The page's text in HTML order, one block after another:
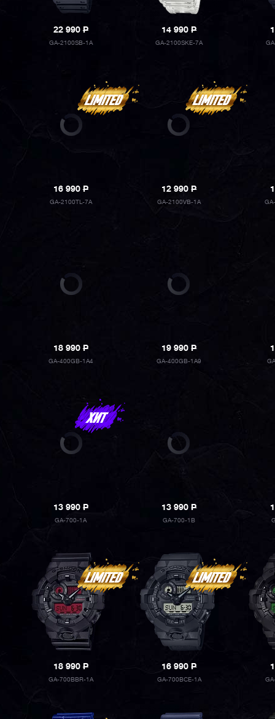
22 990P
GA-2100SB-1A
14 990P
GA-2100SKE-7A
16 990P
GA-2100TL-7A
12 990P
GA-2100VB-1A
18 990P
GA-400GB-1A4
19 990P
GA-400GB-1A9
13 990P
GA-700-1A
13 990P
GA-700-1B
18 990P
GA-700BBR-1A
16 990P
GA-700BCE-1A